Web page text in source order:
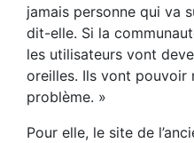
jamais personne qui va
dit-elle. Si la
les utilisateurs vont
oreilles. Ils vont pouvoir
problème. »
Pour elle, le site de